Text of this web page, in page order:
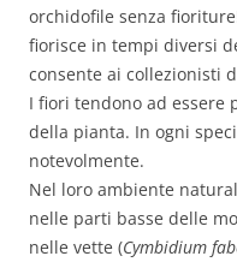
orchidofile senza
fiorisce in tempi diversi
consente ai collezionisti
I fiori tendono ad essere
della pianta. In ogni
notevolmente.
Nel loro ambiente
nelle parti basse delle
nelle vette (Cymbidium